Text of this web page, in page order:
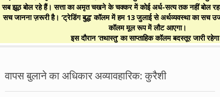
अर्थकाम।।
BE
FINANCIALLY
सब झूठ बोल रहे हैं। सत्ता का अमृत चखने के चक्कर में कोई अर्ध-सत्य तक नहीं बोल
सच जानना ज़रूरी है। ‘ट्रेडिंग बुद्ध’ कॉलम में हम 13 जुलाई से अर्थव्यवस्था का सच
कॉलम मूल रूप में लौट आएगा।
इस दौरान ‘तथास्तु’ का साप्ताहिक कॉलम बदस्तूर जारी
Menu
वापस बुलाने का अधिकार अव्यावहारिक: कुरैशी